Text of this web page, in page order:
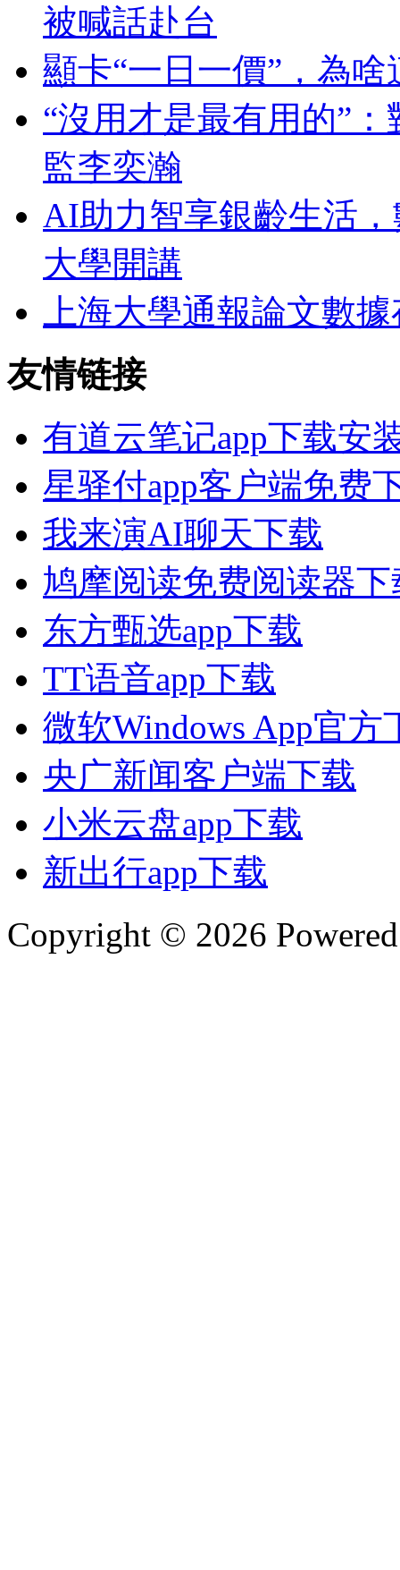
被喊話赴台
顯卡“一日一價”，為
“沒用才是最有用的”
監李奕瀚
AI助力智享銀齡生活
大學開講
上海大學通報論文數
友情链接
有道云笔记app下载安
星驿付app客户端免费
我来演AI聊天下载
鸠摩阅读免费阅读器下
东方甄选app下载
TT语音app下载
微软Windows App官方
央广新闻客户端下载
小米云盘app下载
新出行app下载
Copyright © 2026